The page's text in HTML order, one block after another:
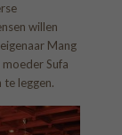
willen
Mang
Sufa
te leggen.